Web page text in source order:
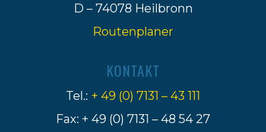
D – 74078 Heilbronn
Routenplaner
KONTAKT
Tel.: + 49 (0) 7131 – 43 111
Fax: + 49 (0) 7131 – 48 54 27